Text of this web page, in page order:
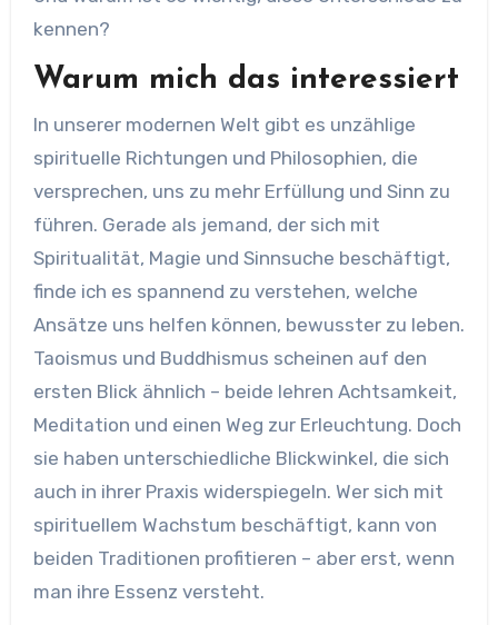
kennen?
Warum mich das interessiert
In unserer modernen Welt gibt es unzählige
spirituelle Richtungen und Philosophien, die
versprechen, uns zu mehr Erfüllung und Sinn zu
führen. Gerade als jemand, der sich mit
Spiritualität, Magie und Sinnsuche beschäftigt,
finde ich es spannend zu verstehen, welche
Ansätze uns helfen können, bewusster zu leben.
Taoismus und Buddhismus scheinen auf den
ersten Blick ähnlich – beide lehren Achtsamkeit,
Meditation und einen Weg zur Erleuchtung. Doch
sie haben unterschiedliche Blickwinkel, die sich
auch in ihrer Praxis widerspiegeln. Wer sich mit
spirituellem Wachstum beschäftigt, kann von
beiden Traditionen profitieren – aber erst, wenn
man ihre Essenz versteht.